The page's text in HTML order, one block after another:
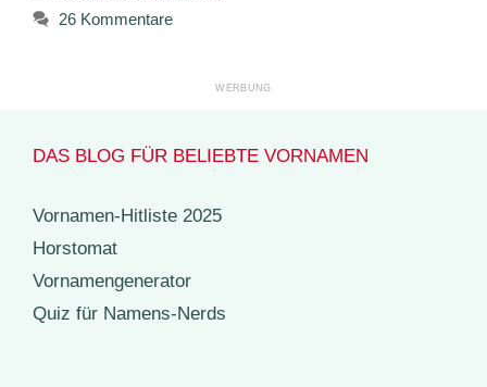
26 Kommentare
DAS BLOG FÜR BELIEBTE VORNAMEN
Vornamen-Hitliste 2025
Horstomat
Vornamengenerator
Quiz für Namens-Nerds